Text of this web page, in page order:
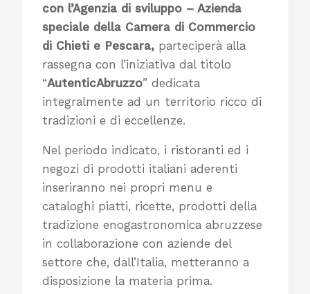
con l’Agenzia di sviluppo – Azienda
speciale della Camera di Commercio
di Chieti e Pescara, parteciperà alla
rassegna con l’iniziativa dal titolo
“AutenticAbruzzo” dedicata
integralmente ad un territorio ricco di
tradizioni e di eccellenze.
Nel periodo indicato, i ristoranti ed i
negozi di prodotti italiani aderenti
inseriranno nei propri menu e
cataloghi piatti, ricette, prodotti della
tradizione enogastronomica abruzzese
in collaborazione con aziende del
settore che, dall’Italia, metteranno a
disposizione la materia prima.